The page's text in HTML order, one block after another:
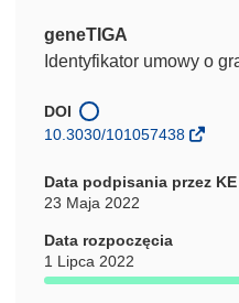
geneTIGA
Identyfikator umowy o
DOI
10.3030/101057438
Data podpisania przez KE
23 Maja 2022
Data rozpoczęcia
1 Lipca 2022